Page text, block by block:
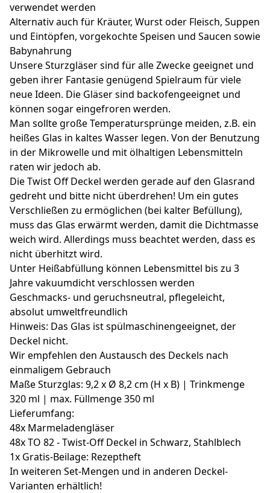
verwendet werden
Alternativ auch für Kräuter, Wurst oder Fleisch, Suppen
und Eintöpfen, vorgekochte Speisen und Saucen sowie
Babynahrung
Unsere Sturzgläser sind für alle Zwecke geeignet und
geben ihrer Fantasie genügend Spielraum für viele
neue Ideen. Die Gläser sind backofengeeignet und
können sogar eingefroren werden.
Man sollte große Temperatursprünge meiden, z.B. ein
heißes Glas in kaltes Wasser legen. Von der Benutzung
in der Mikrowelle und mit ölhaltigen Lebensmitteln
raten wir jedoch ab.
Die Twist Off Deckel werden gerade auf den Glasrand
gedreht und bitte nicht überdrehen! Um ein gutes
Verschließen zu ermöglichen (bei kalter Befüllung),
muss das Glas erwärmt werden, damit die Dichtmasse
weich wird. Allerdings muss beachtet werden, dass es
nicht überhitzt wird.
Unter Heißabfüllung können Lebensmittel bis zu 3
Jahre vakuumdicht verschlossen werden
Geschmacks- und geruchsneutral, pflegeleicht,
absolut umweltfreundlich
Hinweis: Das Glas ist spülmaschinengeeignet, der
Deckel nicht.
Wir empfehlen den Austausch des Deckels nach
einmaligem Gebrauch
Maße Sturzglas: 9,2 x Ø 8,2 cm (H x B) | Trinkmenge
320 ml | max. Füllmenge 350 ml
Lieferumfang:
48x Marmeladengläser
48x TO 82 - Twist-Off Deckel in Schwarz, Stahlblech
1x Gratis-Beilage: Rezeptheft
In weiteren Set-Mengen und in anderen Deckel-
Varianten erhältlich!